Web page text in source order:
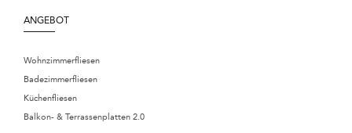
ANGEBOT
Wohnzimmerfliesen
Badezimmerfliesen
Küchenfliesen
Balkon- & Terrassenplatten 2.0